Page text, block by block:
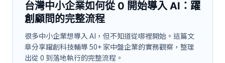
台灣中小企業如何從 0 開始導入 AI：躍
創顧問的完整流程
很多中小企業想導入 AI，但不知道從哪裡開始。這篇文
章分享躍創科技輔導 50+ 家中盤企業的實務觀察，整理
出從 0 到落地執行的完整流程。